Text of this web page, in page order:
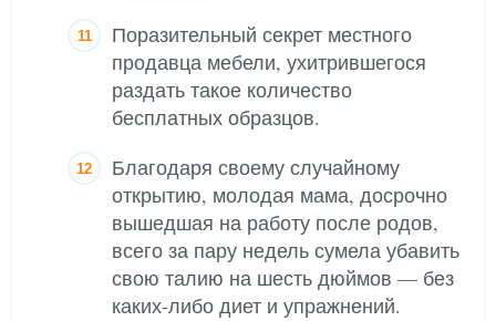
Поразительный секрет местного
продавца мебели, ухитрившегося
раздать такое количество
бесплатных образцов.
Благодаря своему случайному
открытию, молодая мама, досрочно
вышедшая на работу после родов,
всего за пару недель сумела убавить
свою талию на шесть дюймов — без
каких-либо диет и упражнений.